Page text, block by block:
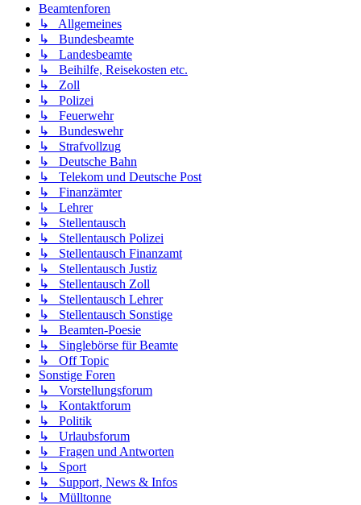
Beamtenforen
↳ Allgemeines
↳ Bundesbeamte
↳ Landesbeamte
↳ Beihilfe, Reisekosten etc.
↳ Zoll
↳ Polizei
↳ Feuerwehr
↳ Bundeswehr
↳ Strafvollzug
↳ Deutsche Bahn
↳ Telekom und Deutsche Post
↳ Finanzämter
↳ Lehrer
↳ Stellentausch
↳ Stellentausch Polizei
↳ Stellentausch Finanzamt
↳ Stellentausch Justiz
↳ Stellentausch Zoll
↳ Stellentausch Lehrer
↳ Stellentausch Sonstige
↳ Beamten-Poesie
↳ Singlebörse für Beamte
↳ Off Topic
Sonstige Foren
↳ Vorstellungsforum
↳ Kontaktforum
↳ Politik
↳ Urlaubsforum
↳ Fragen und Antworten
↳ Sport
↳ Support, News & Infos
↳ Mülltonne